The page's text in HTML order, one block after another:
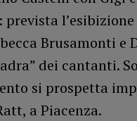
prevista
Brusamonti e
dei cantanti.
si prospetta
a Piacenza.